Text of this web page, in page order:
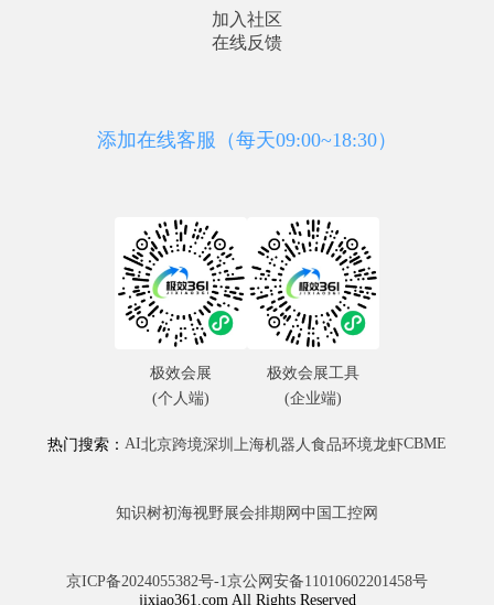
加入社区
在线反馈
添加在线客服（每天09:00~18:30）
热门搜索： AI北京跨境深圳 上海机器人食品环境龙虾CBME
知识树初海视野展会排期网 中国工控网
京ICP备2024055382号-1京公网安备11010602201458号
jixiao361.com All Rights Reserved
极效会展
(个人端)
极效会展工具
(企业端)